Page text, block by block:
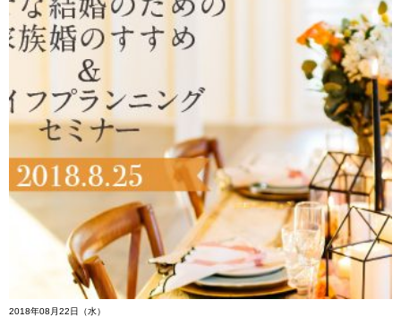
2018年08月22日（水）